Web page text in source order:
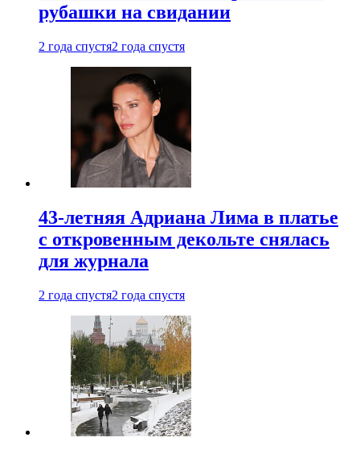
рубашки на свидании
2 года спустя2 года спустя
43-летняя Адриана Лима в платье
с откровенным декольте снялась
для журнала
2 года спустя2 года спустя